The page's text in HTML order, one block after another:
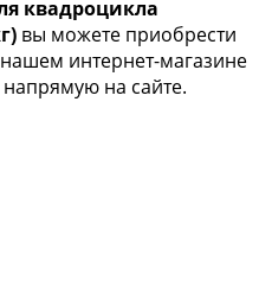
квадроцикла
вы можете приобрести
интернет-магазине
на сайте.